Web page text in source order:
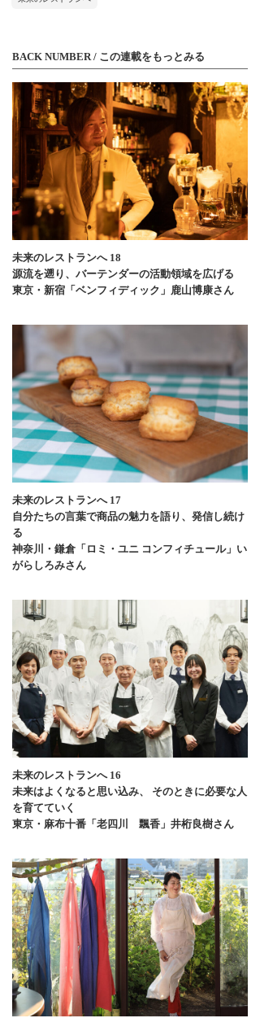
BACK NUMBER / この連載をもっとみる
未来のレストランへ 18
源流を遡り、バーテンダーの活動領域を広げる
東京・新宿「ベンフィディック」鹿山博康さん
未来のレストランへ 17
自分たちの言葉で商品の魅力を語り、発信し続け
る
神奈川・鎌倉「ロミ・ユニ コンフィチュール」い
がらしろみさん
未来のレストランへ 16
未来はよくなると思い込み、 そのときに必要な人
を育てていく
東京・麻布十番「老四川 飄香」井桁良樹さん